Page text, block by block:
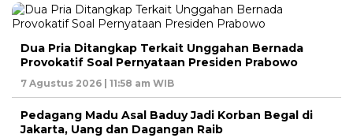
Dua Pria Ditangkap Terkait Unggahan Bernada
Provokatif Soal Pernyataan Presiden Prabowo
7 Agustus 2026 | 11:58 am WIB
Pedagang Madu Asal Baduy Jadi Korban Begal di
Jakarta, Uang dan Dagangan Raib